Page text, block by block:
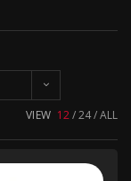
VIEW 12 24 ALL